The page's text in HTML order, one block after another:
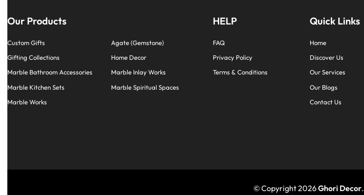
Our Products
Custom Gifts
Agate (Gemstone)
Gifting Collections
Home Decor
Marble Bathroom Accessories
Marble Inlay Works
Marble Kitchen Sets
Marble Spiritual Spaces
Marble Works
HELP
FAQ
Privacy Policy
Terms & Conditions
Quick Links
Home
Discover Us
Our Services
Our Blogs
Contact Us
© Copyright 2026Ghori Decor.